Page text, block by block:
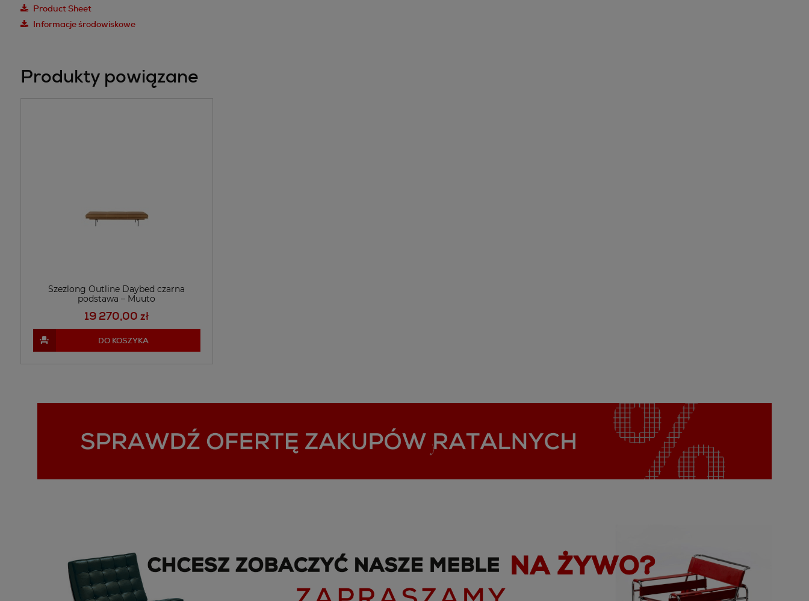
Product Sheet
Informacje środowiskowe
Produkty powiązane
Szezlong Outline Daybed czarna
podstawa – Muuto
19 270,00 zł
DO KOSZYKA